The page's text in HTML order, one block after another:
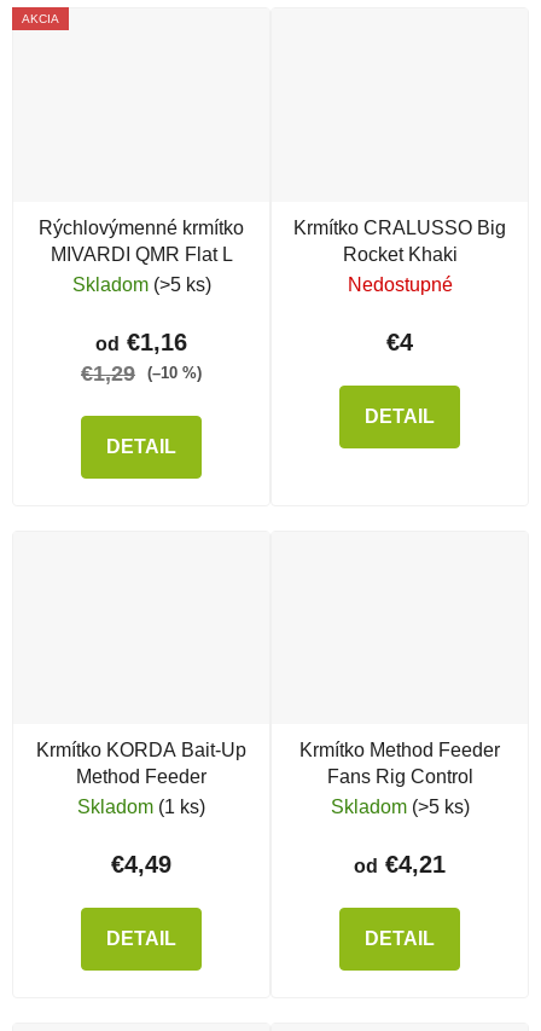
AKCIA
Rýchlovýmenné krmítko
MIVARDI QMR Flat L
Skladom (>5 ks)
od €1,16
€1,29 (–10 %)
DETAIL
Krmítko CRALUSSO Big
Rocket Khaki
Nedostupné
€4
DETAIL
Krmítko KORDA Bait-Up
Method Feeder
Skladom (1 ks)
€4,49
DETAIL
Krmítko Method Feeder
Fans Rig Control
Skladom (>5 ks)
od €4,21
DETAIL